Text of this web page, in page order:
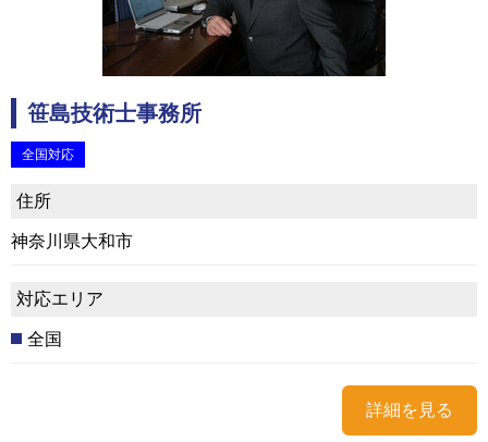
笹島技術士事務所
全国対応
住所
神奈川県大和市
対応エリア
全国
詳細を見る